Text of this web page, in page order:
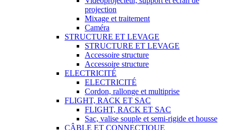
projection
Mixage et traitement
Caméra
STRUCTURE ET LEVAGE
STRUCTURE ET LEVAGE
Accessoire structure
Accessoire structure
ELECTRICITÉ
ELECTRICITÉ
Cordon, rallonge et multiprise
FLIGHT, RACK ET SAC
FLIGHT, RACK ET SAC
Sac, valise souple et semi-rigide et housse
CÂBLE ET CONNECTIQUE